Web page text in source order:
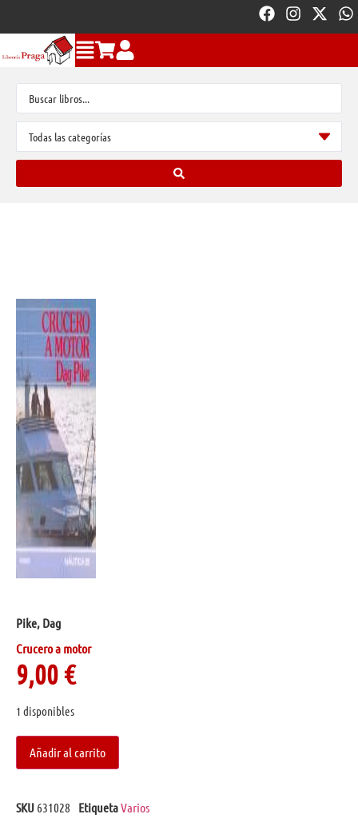
Pike, Dag
Crucero a motor
9,00€
1 disponibles
Añadir al carrito
SKU 631028 EtiquetaVarios